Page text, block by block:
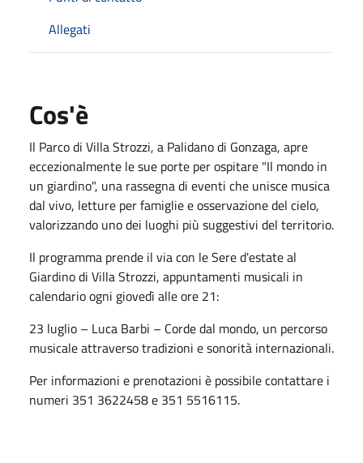
Allegati
Cos'è
Il Parco di Villa Strozzi, a Palidano di Gonzaga, apre
eccezionalmente le sue porte per ospitare "Il mondo in
un giardino", una rassegna di eventi che unisce musica
dal vivo, letture per famiglie e osservazione del cielo,
valorizzando uno dei luoghi più suggestivi del territorio.
Il programma prende il via con le Sere d'estate al
Giardino di Villa Strozzi, appuntamenti musicali in
calendario ogni giovedì alle ore 21:
23 luglio – Luca Barbi – Corde dal mondo, un percorso
musicale attraverso tradizioni e sonorità internazionali.
Per informazioni e prenotazioni è possibile contattare i
numeri 351 3622458 e 351 5516115.